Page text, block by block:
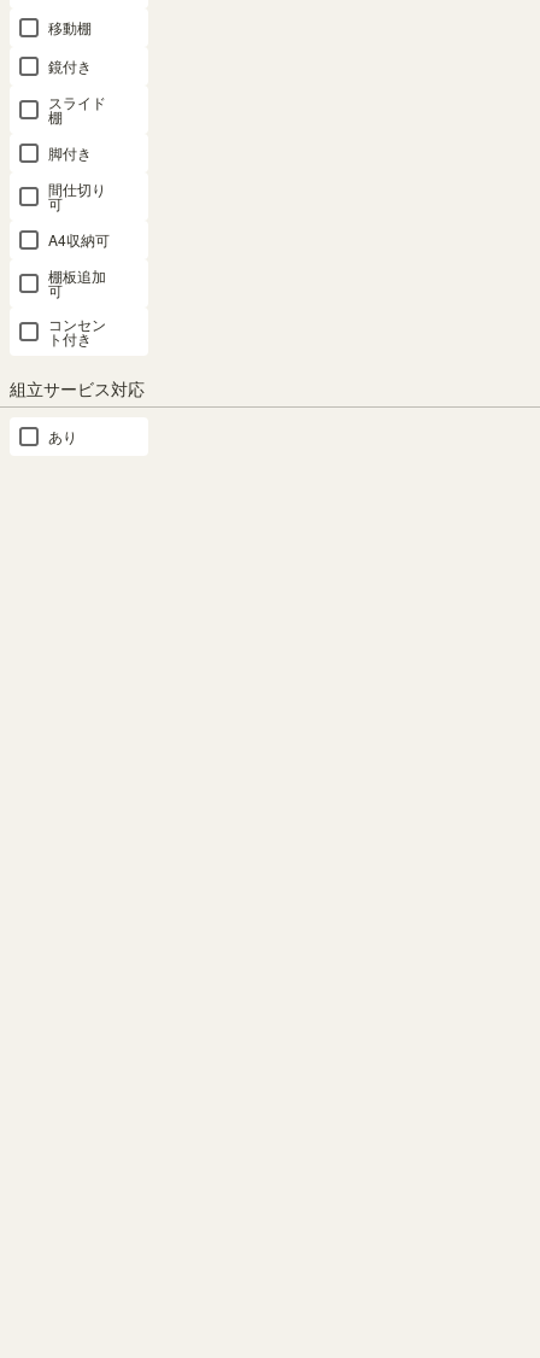
移動棚
鏡付き
スライド
棚
脚付き
間仕切り
可
A4収納可
棚板追加
可
コンセン
ト付き
組立サービス対応
あり
InstagramやRoomclipで投稿していただいたこの商品の写真をご紹介
紹介時にはSHIRAI STOREスタッフからご連絡後、みなさんの写真
を掲載します。#shirai_fanをつけてお気に入りのアイテムをぜひ投